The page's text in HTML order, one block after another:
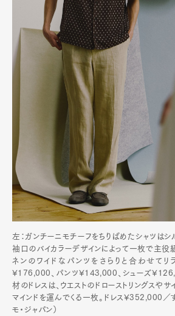
左：ガンチーニモチーフをちりばめたシャツはシ
袖口のバイカラーデザインによって一枚で主役
ネンのワイドなパンツをさらりと合わせてリ
¥176,000、パンツ¥143,000、シューズ
材のドレスは、ウエストのドローストリングスやサ
マインドを運んでくる一枚。ドレス¥352,000／
モ・ジャパン）